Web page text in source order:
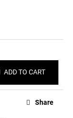
ADD TO CART
Share